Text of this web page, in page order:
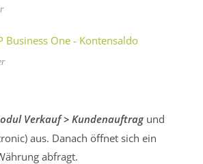
Verkauf > Kundenauftragund
aus. Danach öffnet sich ein
abfragt.